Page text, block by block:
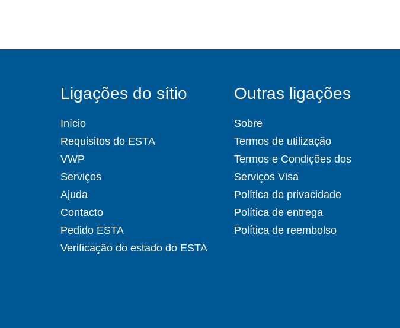
Ligações do sítio
Início
Requisitos do ESTA
VWP
Serviços
Ajuda
Contacto
Pedido ESTA
Verificação do estado do ESTA
Outras ligações
Sobre
Termos de utilização
Termos e Condições dos
Serviços Visa
Política de privacidade
Política de entrega
Política de reembolso